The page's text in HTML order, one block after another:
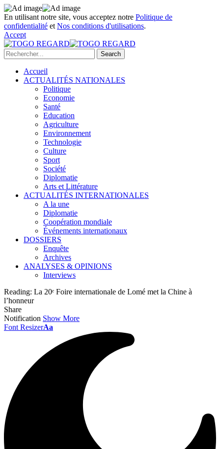
En utilisant notre site, vous acceptez notre Politique de
confidentialité et Nos conditions d'utilisations.
Accept
Accueil
ACTUALITÉS NATIONALES
Politique
Economie
Santé
Education
Agriculture
Environnement
Technologie
Culture
Sport
Société
Diplomatie
Arts et Littérature
ACTUALITÉS INTERNATIONALES
A la une
Diplomatie
Coopération mondiale
Événements internationaux
DOSSIERS
Enquête
Archives
ANALYSES & OPINIONS
Interviews
Reading: La 20ᵉ Foire internationale de Lomé met la Chine à
l’honneur
Share
Notification Show More
Font ResizerAa